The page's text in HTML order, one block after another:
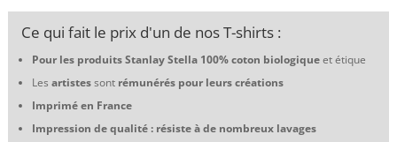
Formule
Lotus
72
Jochen
Ce qui fait le prix d'un de nos T-shirts :
Pour les produits Stanlay Stella 100% coton biologiqueet étique
Les artistessont rémunérés pour leurs créations
Imprimé en France
Impression de qualité : résiste à de nombreux lavages